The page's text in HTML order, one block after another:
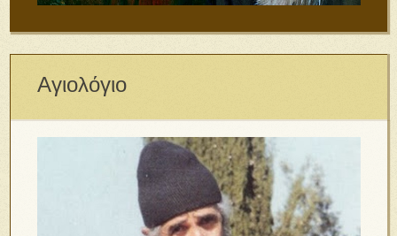
Αγιολόγιο